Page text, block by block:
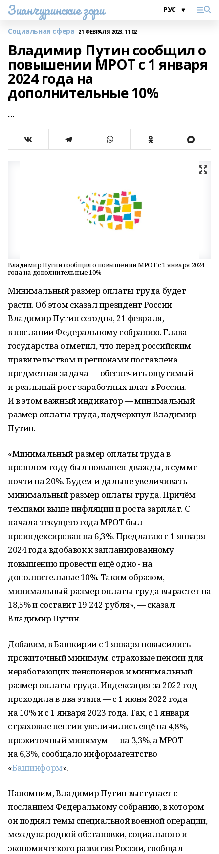
Зианчуринские зори
Социальная сфера 21 ФЕВРАЛЯ 2023, 11:02
Владимир Путин сообщил о
повышении МРОТ с 1 января
2024 года на
дополнительные 10%
...
Владимир Путин сообщил о повышении МРОТ с 1 января 2024
года на дополнительные 10%
Минимальный размер оплаты труда будет
расти. Об этом сказал президент России
Владимир Путин сегодня, 21 февраля,
в послании Федеральному собранию. Глава
государства отметил, что перед российским
правительством и регионами поставлена
предметная задача — обеспечить ощутимый
и реальный рост заработных плат в России.
И в этом важный индикатор — минимальный
размер оплаты труда, подчеркнул Владимир
Путин.
«Минимальный размер оплаты труда в
прошлом году был повышен дважды, в сумме
почти на 20%. Будем и дальше увеличивать
минимальный размер оплаты труда. Причём
темпами выше инфляции и роста зарплат. С
начала текущего года МРОТ был
проиндексирован на 6,3%. Предлагаю с 1 января
2024 года вдобавок к запланированному
повышению провести ещё одно - на
дополнительные 10%. Таким образом,
минимальный размер оплаты труда вырастет на
18,5% и составит 19 242 рубля», — сказал
Владимир Путин.
Добавим, в Башкирии с 1 января повысились
прожиточный минимум, страховые пенсии для
неработающих пенсионеров и минимальный
размер оплаты труда. Индексация за 2022 год
проходила в два этапа — с 1 июня 2022 года
на 10% и с 1 января 2023 года. Так, с 1 января
страховые пенсии увеличились ещё на 4,8%,
прожиточный минимум — на 3,3%, а МРОТ —
на 6,3%, сообщало информагентство
«Башинформ».
Напомним, Владимир Путин выступает с
посланием Федеральному собранию, в котором
он поднял темы специальной военной операции,
международной обстановки, социального и
экономического развития России, сообщал